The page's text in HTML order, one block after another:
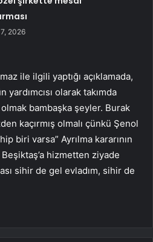
2026
ile ilgili yaptığı açıklamada,
olarak takımda
olmak bambaşka şeyler. Burak
kaçırmış olmalı çünkü Şenol
biri varsa” Ayrılma kararının
Beşiktaş’a hizmetten ziyade
sihir de gel evladım, sihir de